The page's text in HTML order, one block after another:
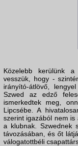
Közelebb kerülünk a
vesszük, hogy -
irányító-átlövő,
Szwed az edző
ismerkedtek meg,
Lipcsébe. A
szerint igazából nem
a klubnak. Szwednek
távozásában, és őt
válogatottbéli